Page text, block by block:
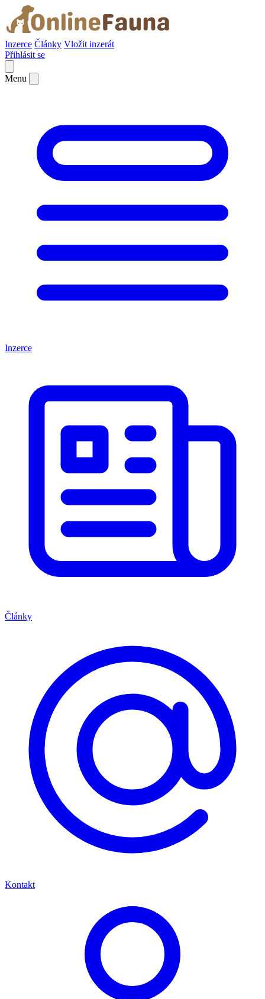
Inzerce Články Vložit inzerát
Přihlásit se
Menu
Inzerce
Články
Kontakt